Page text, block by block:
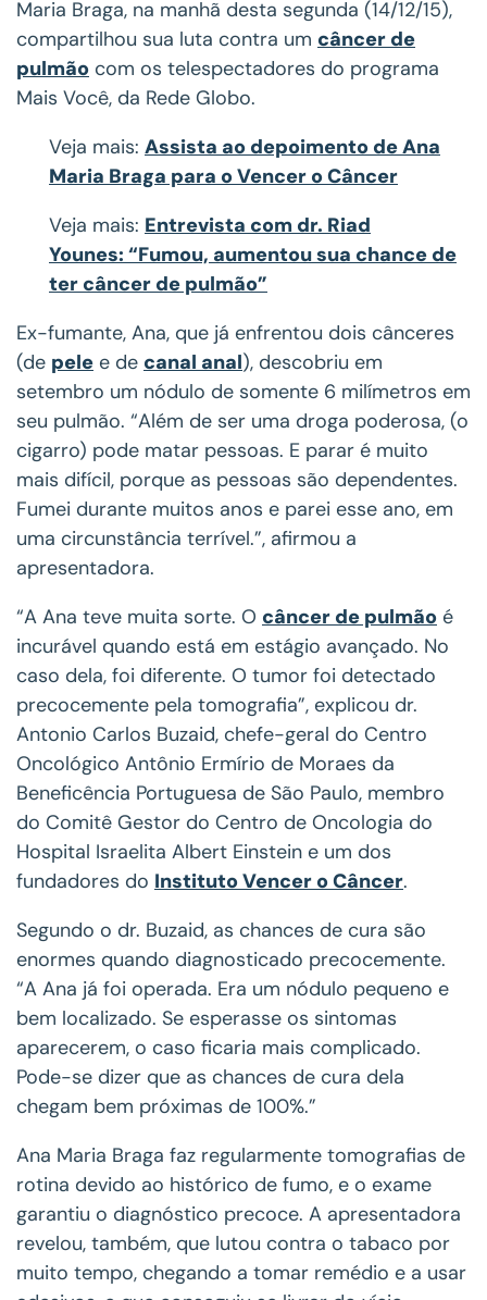
Maria Braga, na manhã desta segunda (14/12/15),
compartilhou sua luta contra um câncer de
pulmão com os telespectadores do programa
Mais Você, da Rede Globo.
Veja mais: Assista ao depoimento de Ana
Maria Braga para o Vencer o Câncer
Veja mais: Entrevista com dr. Riad
Younes: “Fumou, aumentou sua chance de
ter câncer de pulmão”
Ex-fumante, Ana, que já enfrentou dois cânceres
(de pele e de canal anal), descobriu em
setembro um nódulo de somente 6 milímetros em
seu pulmão. “Além de ser uma droga poderosa, (o
cigarro) pode matar pessoas. E parar é muito
mais difícil, porque as pessoas são dependentes.
Fumei durante muitos anos e parei esse ano, em
uma circunstância terrível.”, afirmou a
apresentadora.
“A Ana teve muita sorte. O câncer de pulmão é
incurável quando está em estágio avançado. No
caso dela, foi diferente. O tumor foi detectado
precocemente pela tomografia”, explicou dr.
Antonio Carlos Buzaid, chefe-geral do Centro
Oncológico Antônio Ermírio de Moraes da
Beneficência Portuguesa de São Paulo, membro
do Comitê Gestor do Centro de Oncologia do
Hospital Israelita Albert Einstein e um dos
fundadores do Instituto Vencer o Câncer.
Segundo o dr. Buzaid, as chances de cura são
enormes quando diagnosticado precocemente.
“A Ana já foi operada. Era um nódulo pequeno e
bem localizado. Se esperasse os sintomas
aparecerem, o caso ficaria mais complicado.
Pode-se dizer que as chances de cura dela
chegam bem próximas de 100%.”
Ana Maria Braga faz regularmente tomografias de
rotina devido ao histórico de fumo, e o exame
garantiu o diagnóstico precoce. A apresentadora
revelou, também, que lutou contra o tabaco por
muito tempo, chegando a tomar remédio e a usar